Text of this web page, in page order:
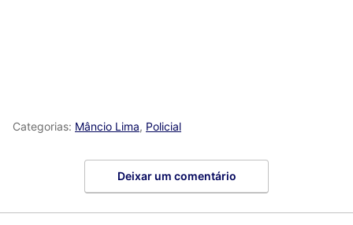
Categorias: Mâncio Lima, Policial
Deixar um comentário